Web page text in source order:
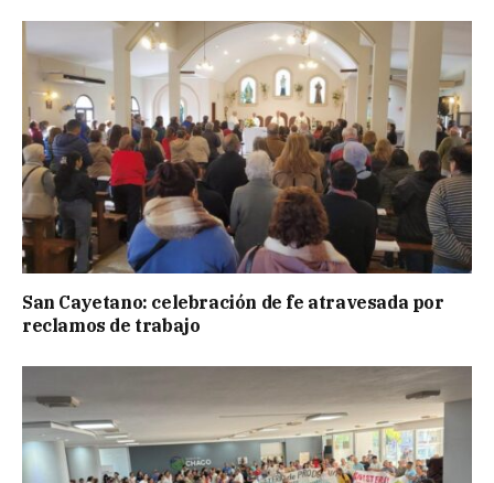
San Cayetano: celebración de fe atravesada por
reclamos de trabajo